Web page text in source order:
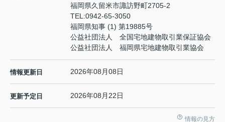
福岡県久留米市諏訪野町2705-2
TEL:0942-65-3050
福岡県知事 (1) 第19885号
公益社団法人 全国宅地建物取引業保証協会
公益社団法人 福岡県宅地建物取引業協会
情報更新日 2026年08月08日
更新予定日 2026年08月22日
情報の見方